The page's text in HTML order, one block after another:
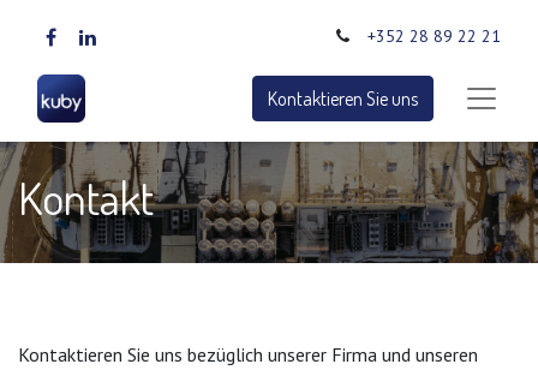
+352 28 89 22 21
Kontaktieren Sie uns
Kontakt
Kontaktieren Sie uns bezüglich unserer Firma und unseren